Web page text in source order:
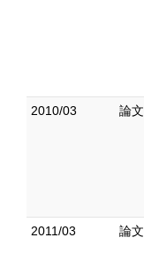
2010/03 論文
2011/03 論文